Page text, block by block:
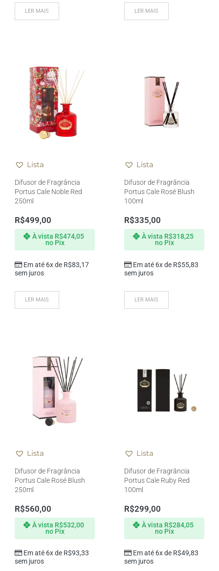
LER MAIS LER MAIS
Lista
Difusor de Fragrância
Portus Cale Noble Red
250ml
R$499,00
Em até 6x de R$83,17
sem juros
À vista R$474,05
no Pix
LER MAIS
Lista
Difusor de Fragrância
Portus Cale Rosé Blush
100ml
R$335,00
Em até 6x de R$55,83
sem juros
À vista R$318,25
no Pix
LER MAIS
Lista
Difusor de Fragrância
Portus Cale Rosé Blush
250ml
R$560,00
Em até 6x de R$93,33
sem juros
À vista R$532,00
no Pix
Lista
Difusor de Fragrância
Portus Cale Ruby Red
100ml
R$299,00
Em até 6x de R$49,83
sem juros
À vista R$284,05
no Pix